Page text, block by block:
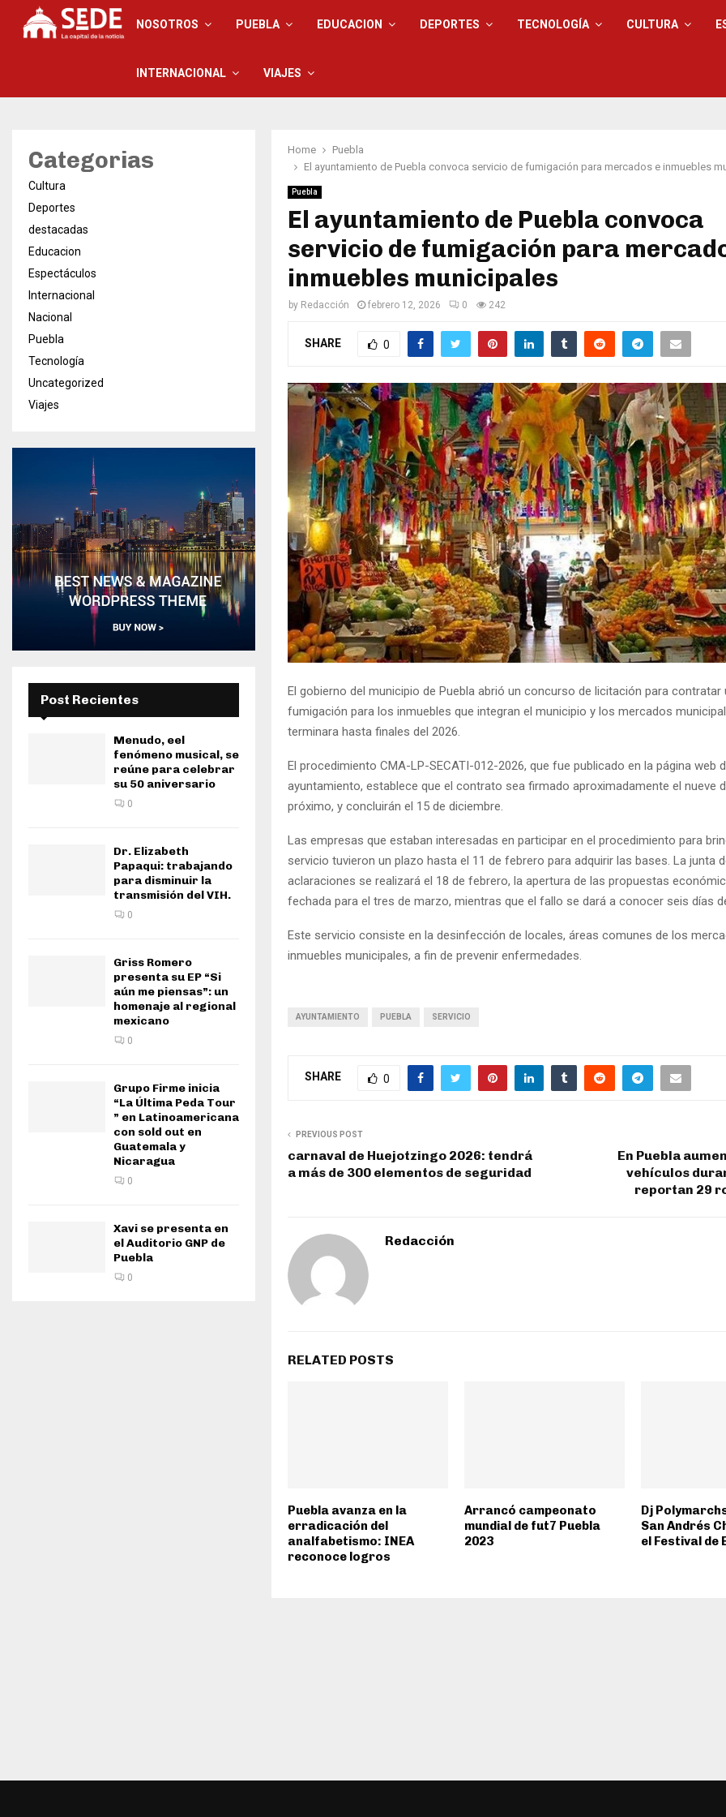
NOSOTROS PUEBLA EDUCACION DEPORTES TECNOLOGÍA CULTURA
INTERNACIONAL VIAJES
Home
Puebla
El ayuntamiento de Puebla convoca servicio de fumigación para mercados e inmuebles
Puebla
El ayuntamiento de Puebla convoca
servicio de fumigación para
inmuebles municipales
by Redacción febrero 12, 2026 0 242
SHARE 0
El gobierno del municipio de Puebla abrió un concurso de licitación para contratar
fumigación para los inmuebles que integran el municipio y los mercados
terminara hasta finales del 2026.
El procedimiento CMA-LP-SECATI-012-2026, que fue publicado en la página web
ayuntamiento, establece que el contrato sea firmado aproximadamente el nueve
próximo, y concluirán el 15 de diciembre.
Las empresas que estaban interesadas en participar en el procedimiento para
servicio tuvieron un plazo hasta el 11 de febrero para adquirir las bases. La junta
aclaraciones se realizará el 18 de febrero, la apertura de las propuestas
fechada para el tres de marzo, mientras que el fallo se dará a conocer seis días
Este servicio consiste en la desinfección de locales, áreas comunes de los
inmuebles municipales, a fin de prevenir enfermedades.
AYUNTAMIENTO PUEBLA SERVICIO
SHARE 0
PREVIOUS POST
carnaval de Huejotzingo 2026: tendrá
a más de 300 elementos de seguridad
En Puebla
vehículos
reportan 29
Redacción
RELATED POSTS
Puebla avanza en la
erradicación del
analfabetismo: INEA
reconoce logros
Arrancó campeonato
mundial de fut7 Puebla
2023
Dj
San Andrés
el Festival de
Categorias
Cultura
Deportes
destacadas
Educacion
Espectáculos
Internacional
Nacional
Puebla
Tecnología
Uncategorized
Viajes
Post Recientes
Menudo, eel
fenómeno musical, se
reúne para celebrar
su 50 aniversario
0
Dr. Elizabeth
Papaqui: trabajando
para disminuir la
transmisión del VIH.
0
Griss Romero
presenta su EP “Si
aún me piensas”: un
homenaje al regional
mexicano
0
Grupo Firme inicia
“La Última Peda Tour
” en Latinoamericana
con sold out en
Guatemala y
Nicaragua
0
Xavi se presenta en
el Auditorio GNP de
Puebla
0